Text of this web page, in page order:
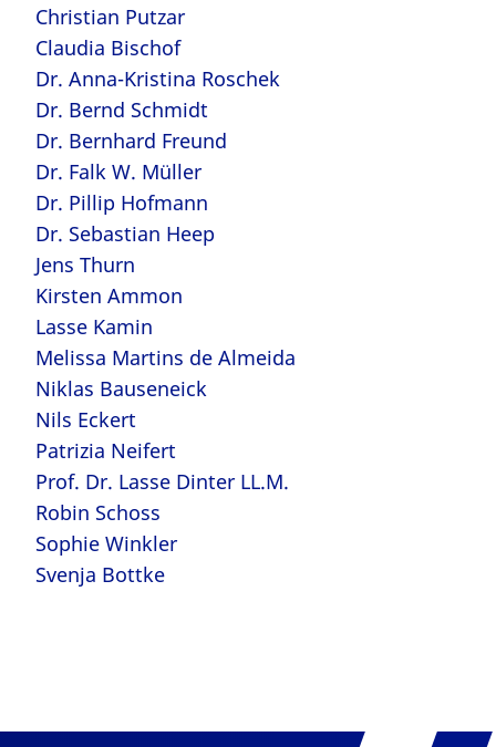
Christian Putzar
Claudia Bischof
Dr. Anna-Kristina Roschek
Dr. Bernd Schmidt
Dr. Bernhard Freund
Dr. Falk W. Müller
Dr. Pillip Hofmann
Dr. Sebastian Heep
Jens Thurn
Kirsten Ammon
Lasse Kamin
Melissa Martins de Almeida
Niklas Bauseneick
Nils Eckert
Patrizia Neifert
Prof. Dr. Lasse Dinter LL.M.
Robin Schoss
Sophie Winkler
Svenja Bottke